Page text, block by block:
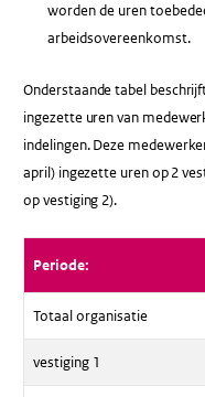
worden de uren
arbeidsovereenkomst.
Onderstaande tabel
ingezette uren van
indelingen. Deze
april) ingezette uren op 2
op vestiging 2).
Periode:
Totaal organisatie
vestiging 1